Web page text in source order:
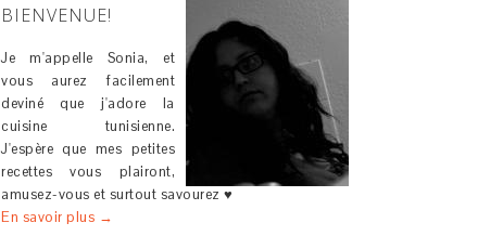
BIENVENUE!
Je m'appelle Sonia, et
vous aurez facilement
deviné que j'adore la
cuisine tunisienne.
J'espère que mes petites
recettes vous plairont,
amusez-vous et surtout savourez ♥
En savoir plus →